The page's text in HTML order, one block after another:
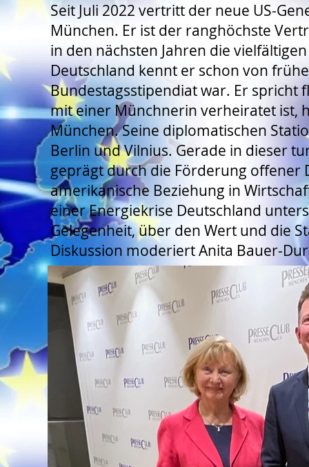
Seit Juli 2022 vertritt der neue US-
München. Er ist der ranghöchste
in den nächsten Jahren die
Deutschland kennt er schon von
Bundestagsstipendiat war. Er spricht
mit einer Münchnerin verheiratet ist,
München. Seine diplomatischen
Berlin und Vilnius. Gerade in dieser
geprägt durch die Förderung offener
amerikanische Beziehung in
einer Energiekrise Deutschland
Gelegenheit, über den Wert und die
Diskussion moderiert Anita Bauer-